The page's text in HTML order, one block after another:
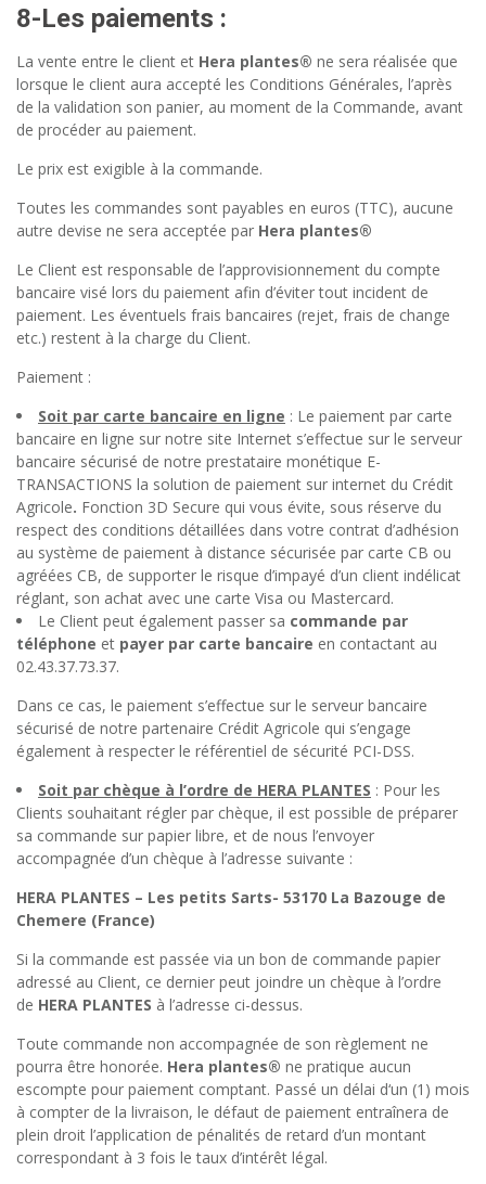
8-Les paiements :
La vente entre le client et Hera plantes® ne sera réalisée que
lorsque le client aura accepté les Conditions Générales, l’après
de la validation son panier, au moment de la Commande, avant
de procéder au paiement.
Le prix est exigible à la commande.
Toutes les commandes sont payables en euros (TTC), aucune
autre devise ne sera acceptée par Hera plantes®
Le Client est responsable de l’approvisionnement du compte
bancaire visé lors du paiement afin d’éviter tout incident de
paiement. Les éventuels frais bancaires (rejet, frais de change
etc.) restent à la charge du Client.
Paiement :
Soit par carte bancaire en ligne : Le paiement par carte
bancaire en ligne sur notre site Internet s’effectue sur le serveur
bancaire sécurisé de notre prestataire monétique E-
TRANSACTIONS la solution de paiement sur internet du Crédit
Agricole. Fonction 3D Secure qui vous évite, sous réserve du
respect des conditions détaillées dans votre contrat d’adhésion
au système de paiement à distance sécurisée par carte CB ou
agréées CB, de supporter le risque d’impayé d’un client indélicat
réglant, son achat avec une carte Visa ou Mastercard.
Le Client peut également passer sa commande par
téléphone et payer par carte bancaire en contactant au
02.43.37.73.37.
Dans ce cas, le paiement s’effectue sur le serveur bancaire
sécurisé de notre partenaire Crédit Agricole qui s’engage
également à respecter le référentiel de sécurité PCI-DSS.
Soit par chèque à l’ordre de HERA PLANTES : Pour les
Clients souhaitant régler par chèque, il est possible de préparer
sa commande sur papier libre, et de nous l’envoyer
accompagnée d’un chèque à l’adresse suivante :
HERA PLANTES – Les petits Sarts- 53170 La Bazouge de
Chemere (France)
Si la commande est passée via un bon de commande papier
adressé au Client, ce dernier peut joindre un chèque à l’ordre
de HERA PLANTES à l’adresse ci-dessus.
Toute commande non accompagnée de son règlement ne
pourra être honorée. Hera plantes® ne pratique aucun
escompte pour paiement comptant. Passé un délai d‘un (1) mois
à compter de la livraison, le défaut de paiement entraînera de
plein droit l’application de pénalités de retard d’un montant
correspondant à 3 fois le taux d’intérêt légal.